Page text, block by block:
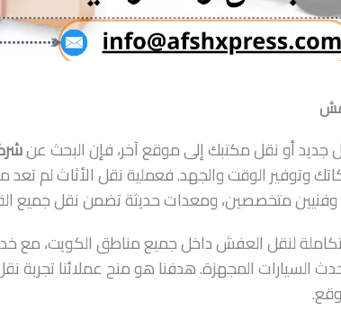
جديد أو نقل مكتبك إلى موقع آخر، فإن البحث عن
وتوفير الوقت والجهد. فعملية نقل الأثاث لم تعد
متخصصين، ومعدات حديثة تضمن نقل جميع
لنقل العفش داخل جميع مناطق الكويت، مع
السيارات المجهزة. هدفنا هو منح عملائنا تجربة